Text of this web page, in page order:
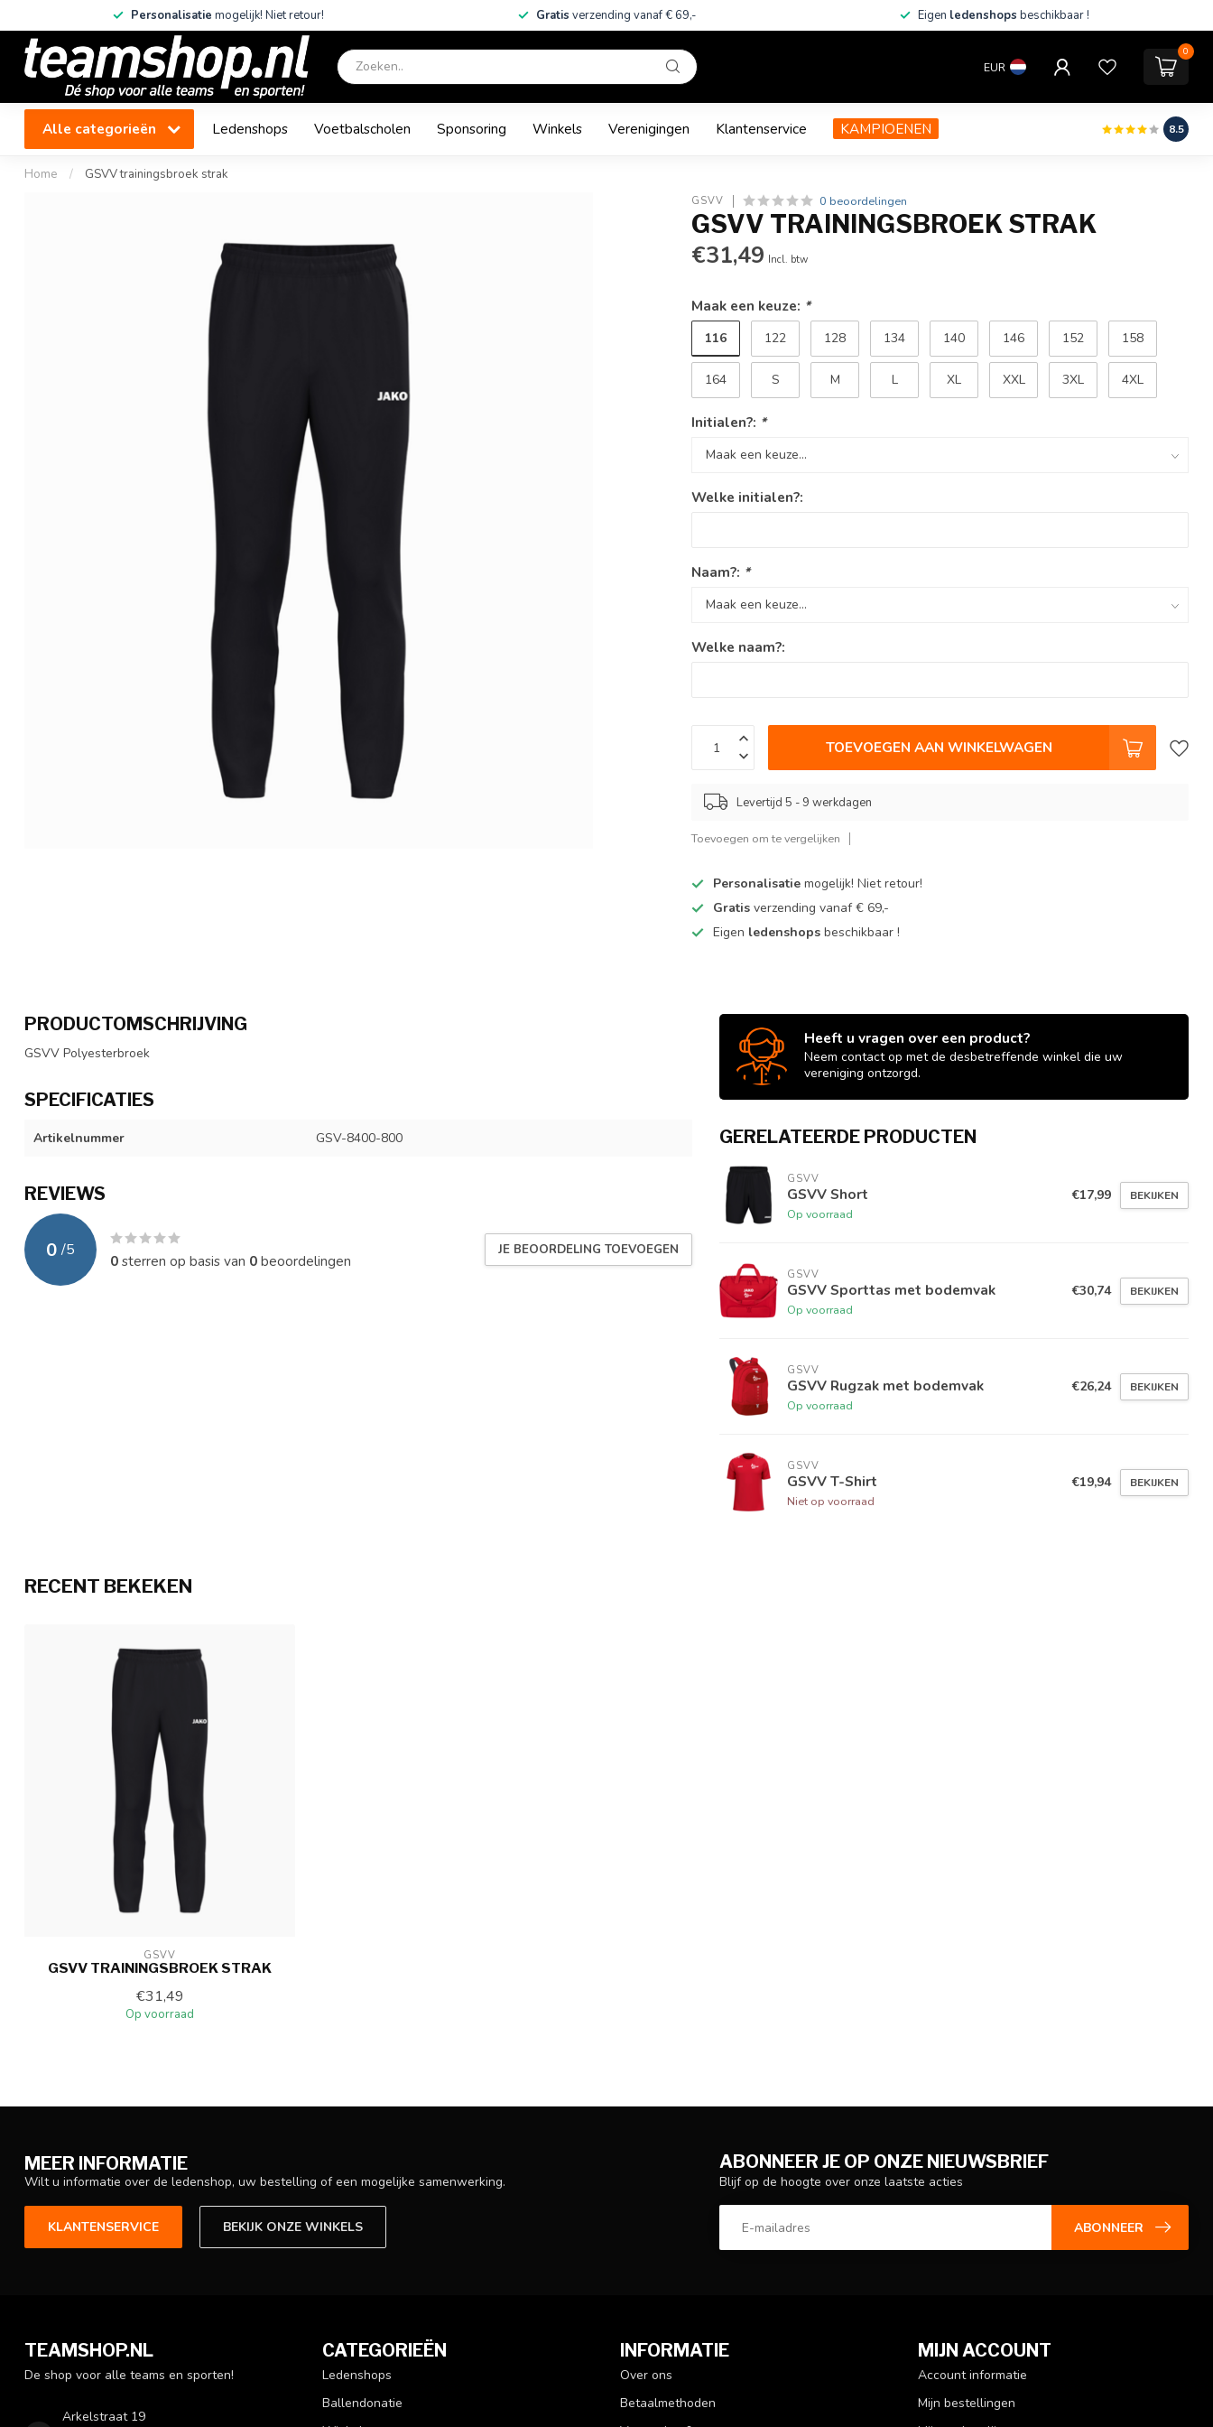
Personalisatie mogelijk! Niet retour! Gratis verzending vanaf € 69,- Eigen ledenshops beschikbaar !
EUR
0
Alle categorieën Ledenshops Voetbalscholen Sponsoring Winkels Verenigingen Klantenservice KAMPIOENEN 8.5
Home / GSVV trainingsbroek strak
GSVV 0 beoordelingen
GSVV TRAININGSBROEK STRAK
€31,49 Incl. btw
Maak een keuze: *
116 122 128 134 140 146 152 158
164 S M L XL XXL 3XL 4XL
Initialen?: *
Welke initialen?:
Naam?: *
Welke naam?:
TOEVOEGEN AAN WINKELWAGEN
Levertijd 5 - 9 werkdagen
Toevoegen om te vergelijken
Personalisatie mogelijk! Niet retour!
Gratisverzending vanaf € 69,-
Eigen ledenshopsbeschikbaar !
PRODUCTOMSCHRIJVING
GSVV Polyesterbroek
SPECIFICATIES
Artikelnummer GSV-8400-800
REVIEWS
0 /5
0sterren op basis van 0beoordelingen
JE BEOORDELING TOEVOEGEN
Heeft u vragen over een product?
Neem contact op met de desbetreffende winkel die uw
vereniging ontzorgd.
GERELATEERDE PRODUCTEN
GSVV
GSVV Short
Op voorraad
€17,99 BEKIJKEN
GSVV
GSVV Sporttas met bodemvak
Op voorraad
€30,74 BEKIJKEN
GSVV
GSVV Rugzak met bodemvak
Op voorraad
€26,24 BEKIJKEN
GSVV
GSVV T-Shirt
Niet op voorraad
€19,94 BEKIJKEN
RECENT BEKEKEN
GSVV
GSVV TRAININGSBROEK STRAK
€31,49
Op voorraad
MEER INFORMATIE
Wilt u informatie over de ledenshop, uw bestelling of een mogelijke samenwerking.
KLANTENSERVICE BEKIJK ONZE WINKELS
ABONNEER JE OP ONZE NIEUWSBRIEF
Blijf op de hoogte over onze laatste acties
ABONNEER
TEAMSHOP.NL
De shop voor alle teams en sporten!
Arkelstraat 19
CATEGORIEËN
Ledenshops
Ballendonatie
INFORMATIE
Over ons
Betaalmethoden
MIJN ACCOUNT
Account informatie
Mijn bestellingen